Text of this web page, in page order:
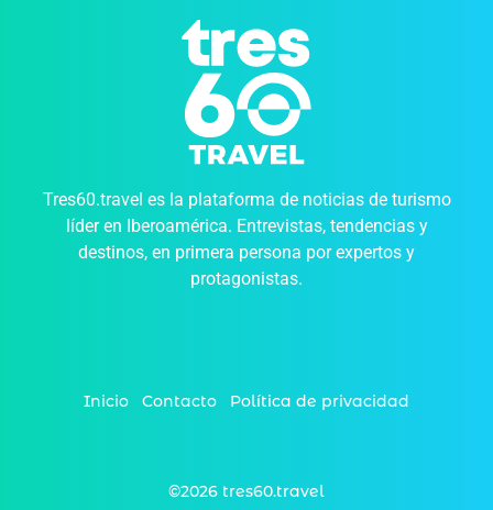
Tres60.travel es la plataforma de noticias de turismo
líder en Iberoamérica. Entrevistas, tendencias y
destinos, en primera persona por expertos y
protagonistas.
Inicio Contacto Política de privacidad
©2026 tres60.travel